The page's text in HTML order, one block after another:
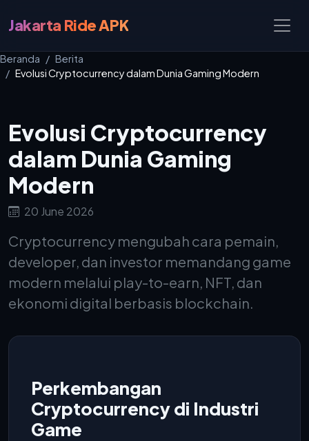
Jakarta Ride APK
Beranda
Berita
Evolusi Cryptocurrency dalam Dunia Gaming Modern
Evolusi Cryptocurrency
dalam Dunia Gaming
Modern
20 June 2026
Cryptocurrency mengubah cara pemain,
developer, dan investor memandang game
modern melalui play-to-earn, NFT, dan
ekonomi digital berbasis blockchain.
Perkembangan
Cryptocurrency di Industri
Game